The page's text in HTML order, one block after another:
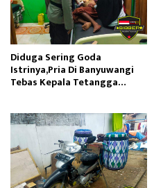
Diduga Sering Goda
Istrinya,Pria Di Banyuwangi
Tebas Kepala Tetangga